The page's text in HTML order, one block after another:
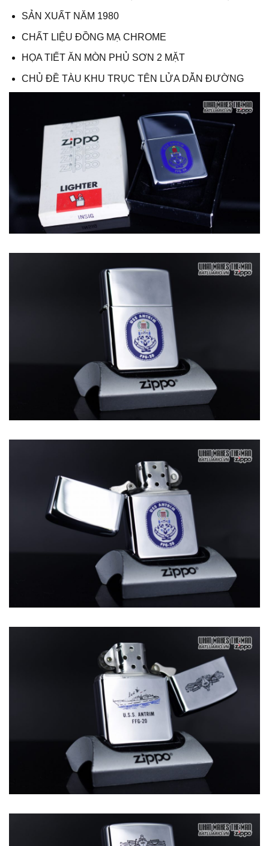
SẢN XUẤT NĂM 1980
CHẤT LIỆU ĐỒNG MẠ CHROME
HỌA TIẾT ĂN MÒN PHỦ SƠN 2 MẶT
CHỦ ĐỀ TÀU KHU TRỤC TÊN LỬA DẪN ĐƯỜNG